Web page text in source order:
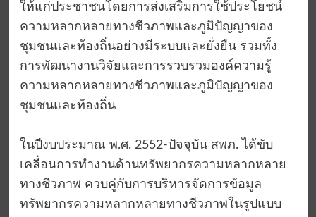
ให้แก่ประชาชนโดยการส่งเสริมการใช้ประโยชน์
ความหลากหลายทางชีวภาพและภูมิปัญญาของ
ชุมชนและท้องถิ่นอย่างมีระบบและยั่งยืน รวมทั้ง
การพัฒนางานวิจัยและการรวบรวมองค์ความรู้
ความหลากหลายทางชีวภาพและภูมิปัญญาของ
ชุมชนและท้องถิ่น
ในปีงบประมาณ พ.ศ. 2552-ปัจจุบัน สพภ. ได้ขับ
เคลื่อนการทำงานด้านทรัพยากรความหลากหลาย
ทางชีวภาพ ควบคู่กับการบริหารจัดการข้อมูล
ทรัพยากรความหลากหลายทางชีวภาพในรูปแบบ